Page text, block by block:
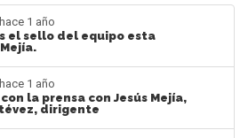
1 año
el sello del equipo esta
1 año
la prensa con Jesús Mejía,
dirigente